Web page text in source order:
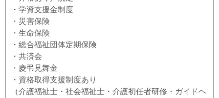
・学資支援金制度
・災害保険
・生命保険
・総合福祉団体定期保険
・共済会
・慶弔見舞金
・資格取得支援制度あり
（介護福祉士・社会福祉士・介護初任者研修・ガイドヘ